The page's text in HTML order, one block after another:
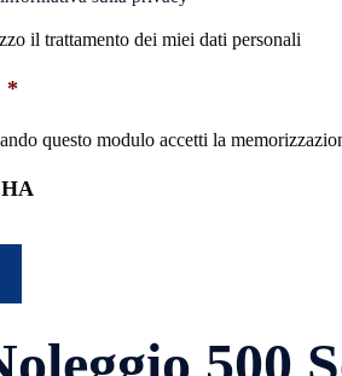
il trattamento dei miei dati personali
*
questo modulo accetti la